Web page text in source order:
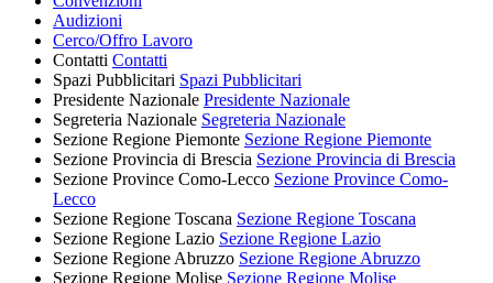
Audizioni
Cerco/Offro Lavoro
Contatti Contatti
Spazi Pubblicitari Spazi Pubblicitari
Presidente Nazionale Presidente Nazionale
Segreteria Nazionale Segreteria Nazionale
Sezione Regione Piemonte Sezione Regione Piemonte
Sezione Provincia di Brescia Sezione Provincia di Brescia
Sezione Province Como-Lecco Sezione Province Como-
Lecco
Sezione Regione Toscana Sezione Regione Toscana
Sezione Regione Lazio Sezione Regione Lazio
Sezione Regione Abruzzo Sezione Regione Abruzzo
Sezione Regione Molise Sezione Regione Molise